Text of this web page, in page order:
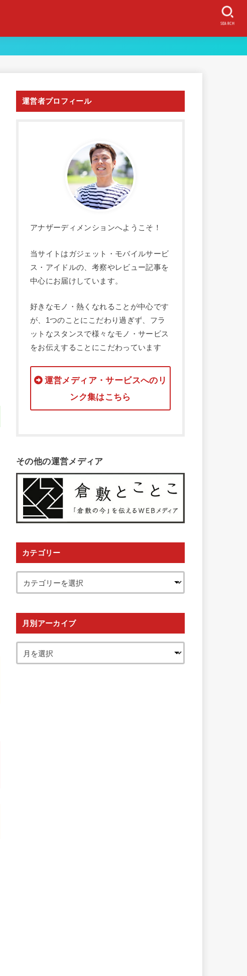
SEARCH
運営者プロフィール
アナザーディメンションへようこそ！
当サイトはガジェット・モバイルサービ
ス・アイドルの、考察やレビュー記事を
中心にお届けしています。
好きなモノ・熱くなれることが中心です
が、1つのことにこだわり過ぎず、フラ
ットなスタンスで様々なモノ・サービス
をお伝えすることにこだわっています
運営メディア・サービスへのリ
ンク集はこちら
その他の運営メディア
カテゴリー
月別アーカイブ